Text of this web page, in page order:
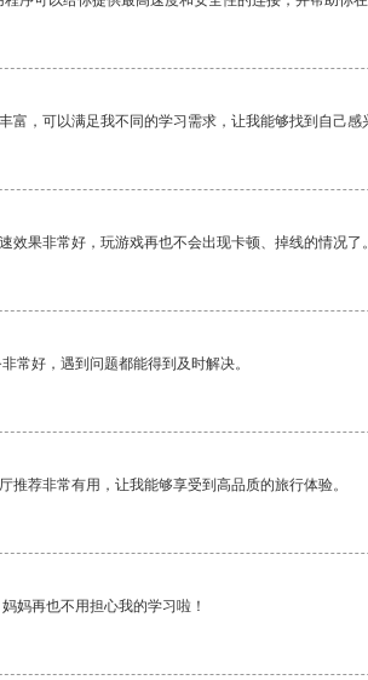
富，可以满足我不同的学习需求，让我能够找到自己感
效果非常好，玩游戏再也不会出现卡顿、掉线的情况
常好，遇到问题都能得到及时解决。
推荐非常有用，让我能够享受到高品质的旅行体验。
妈再也不用担心我的学习啦！